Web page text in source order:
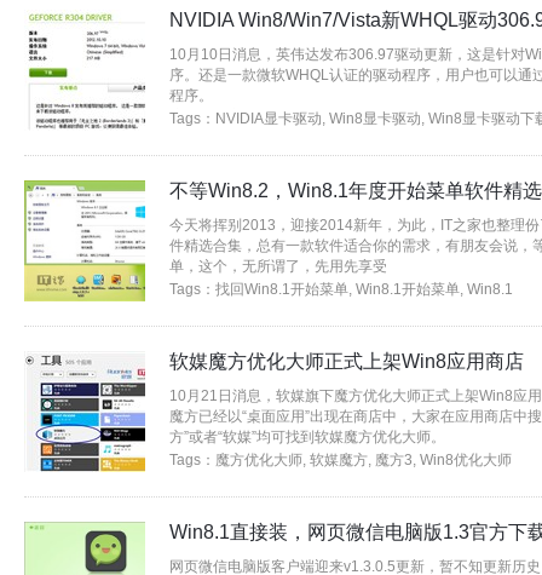
NVIDIA Win8/Win7/Vista新WHQL驱动
10月10日消息，英伟达发布306.97驱动更新，这是针对
序。还是一款微软WHQL认证的驱动程序，用户也可以
程序。
该驱动程序也推荐
Tags： NVIDIA显卡驱动, Win8显卡驱动, Win8显卡驱动下
不等Win8.2，Win8.1年度开始菜单软件精选
今天将挥别2013，迎接2014新年，为此，IT之家也整理
件精选合集，总有一款软件适合你的需求，有朋友会说，
单，这个，无所谓了，先用先享受
Tags： 找回Win8.1开始菜单, Win8.1开始菜单, Win8.1
软媒魔方优化大师正式上架Win8应用商店
10月21日消息，软媒旗下魔方优化大师正式上架Win8应
魔方已经以“桌面应用”出现在商店中，大家在应用商店中
方”或者“软媒”均可找到软媒魔方优化大师。
Tags： 魔方优化大师, 软媒魔方, 魔方3, Win8优化大师
Win8.1直接装，网页微信电脑版1.3官方下
网页微信电脑版客户端迎来v1.3.0.5更新，暂不知更新历